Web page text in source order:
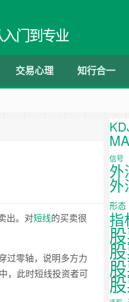
门到专业
交易心理 知行合一
出。对短线的买卖很
过零轴，说明多方力
，此时短线投资者可
信号
外
外
形态
指